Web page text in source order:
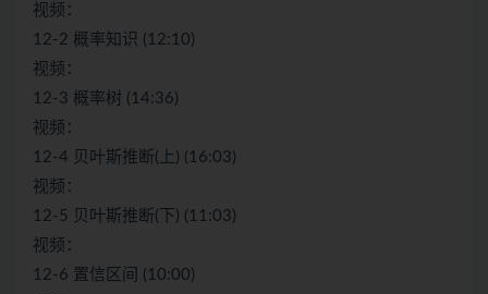
视频：
12-2 概率知识 (12:10)
视频：
12-3 概率树 (14:36)
视频：
12-4 贝叶斯推断(上) (16:03)
视频：
12-5 贝叶斯推断(下) (11:03)
视频：
12-6 置信区间 (10:00)